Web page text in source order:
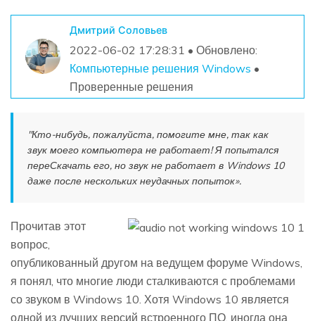
Дмитрий Соловьев
2022-06-02 17:28:31 • Обновлено:
Компьютерные решения Windows •
Проверенные решения
"Кто-нибудь, пожалуйста, помогите мне, так как
звук моего компьютера не работает! Я попытался
переСкачать его, но звук не работает в Windows 10
даже после нескольких неудачных попыток».
Прочитав этот
вопрос,
опубликованный другом на ведущем форуме Windows,
я понял, что многие люди сталкиваются с проблемами
со звуком в Windows 10. Хотя Windows 10 является
одной из лучших версий встроенного ПО, иногда она